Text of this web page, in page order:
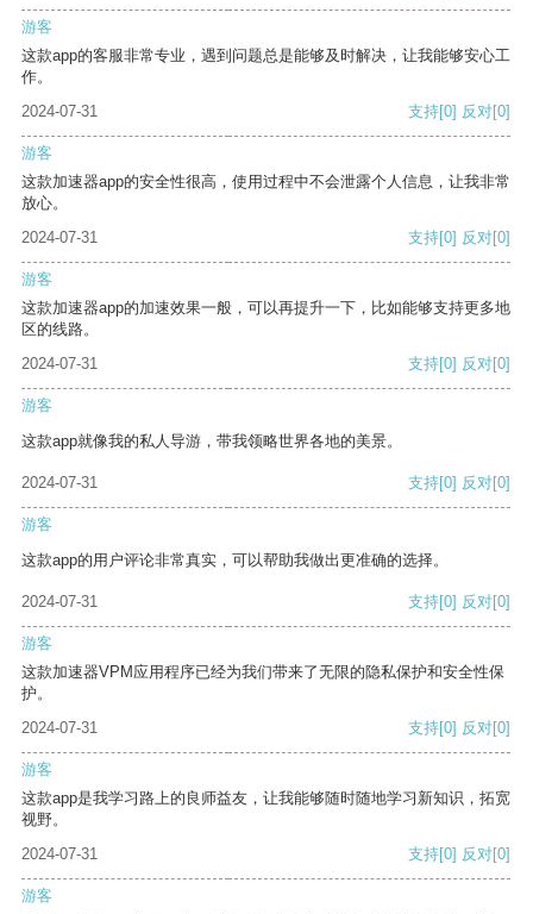
游客
这款app的客服非常专业，遇到问题总是能够及时解决，让我能够安心工
作。
2024-07-31
支持[0] 反对[0]
游客
这款加速器app的安全性很高，使用过程中不会泄露个人信息，让我非常
放心。
2024-07-31
支持[0] 反对[0]
游客
这款加速器app的加速效果一般，可以再提升一下，比如能够支持更多地
区的线路。
2024-07-31
支持[0] 反对[0]
游客
这款app就像我的私人导游，带我领略世界各地的美景。
2024-07-31 支持[0] 反对[0]
游客
这款app的用户评论非常真实，可以帮助我做出更准确的选择。
2024-07-31 支持[0] 反对[0]
游客
这款加速器VPM应用程序已经为我们带来了无限的隐私保护和安全性保
护。
2024-07-31
支持[0] 反对[0]
游客
这款app是我学习路上的良师益友，让我能够随时随地学习新知识，拓宽
视野。
2024-07-31
支持[0] 反对[0]
游客